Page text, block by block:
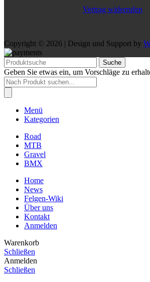
Vertrag widerrufen
Copyright © 2026 | Design und Support by
Suche
Geben Sie etwas ein, um Vorschläge zu
Products
search
Menü
Kategorien
Road
MTB
Gravel
BMX
Home
News
Felgen-Wiki
Über uns
Kontakt
Anmelden
Warenkorb
Schließen
Anmelden
Schließen